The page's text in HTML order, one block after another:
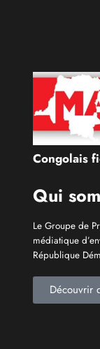
Congolais
Qui
Le Groupe de
médiatique
République
Découvrir